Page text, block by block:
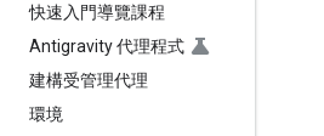
快速入門導覽課程
Antigravity 代理程式
建構受管理代理
環境